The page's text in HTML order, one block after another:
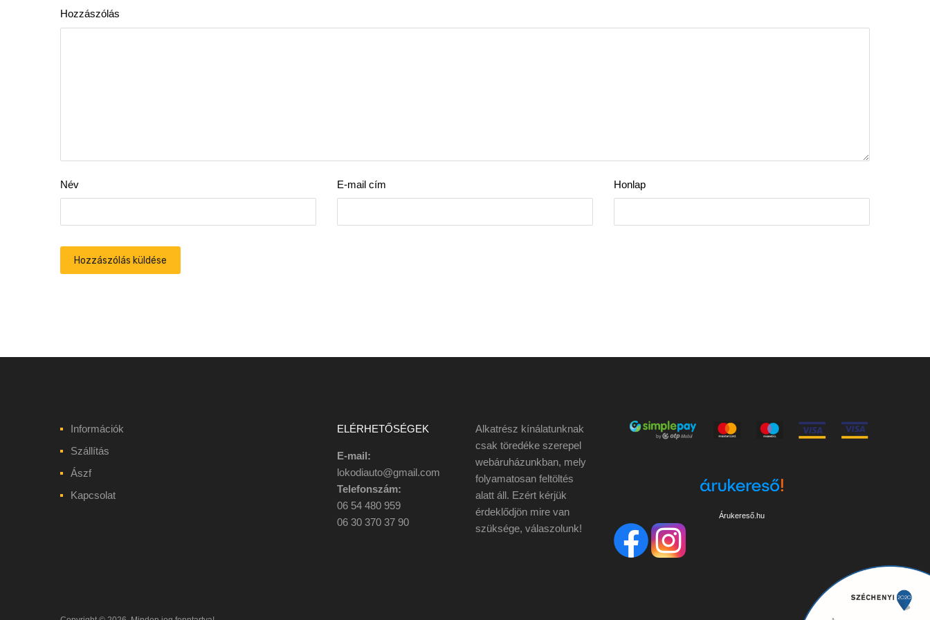
Hozzászólás
Név E-mail cím Honlap
Információk
Szállítás
Ászf
Kapcsolat
ELÉRHETŐSÉGEK
E-mail:
lokodiauto@gmail.com
Telefonszám:
06 54 480 959
06 30 370 37 90
Alkatrész kínálatunknak
csak töredéke szerepel
webáruházunkban, mely
folyamatosan feltöltés
alatt áll. Ezért kérjük
érdeklődjön mire van
szüksége, válaszolunk!
Árukereső.hu